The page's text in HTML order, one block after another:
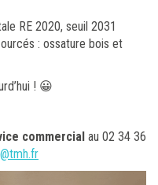
RE 2020, seuil 2031
: ossature bois et
! 😀
commercial au 02 34 36